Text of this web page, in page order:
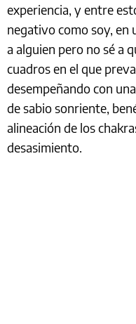
experiencia, y entre
negativo como soy, en
a alguien pero no sé a
cuadros en el que
desempeñando con
de sabio sonriente,
alineación de los
desasimiento.